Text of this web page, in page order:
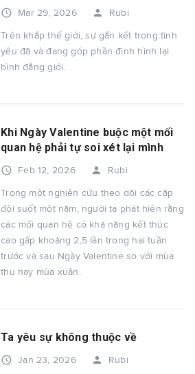
access_time Mar 29, 2026 person Rubi
Trên khắp thế giới, sự gắn kết trong tình
yêu đã và đang góp phần định hình lại
bình đẳng giới.
Khi Ngày Valentine buộc một mối
quan hệ phải tự soi xét lại mình
access_time Feb 12, 2026 person Rubi
Trong một nghiên cứu theo dõi các cặp
đôi suốt một năm, người ta phát hiện rằng
các mối quan hệ có khả năng kết thúc
cao gấp khoảng 2,5 lần trong hai tuần
trước và sau Ngày Valentine so với mùa
thu hay mùa xuân.
Ta yêu sự không thuộc về
access_time Jan 23, 2026 person Rubi